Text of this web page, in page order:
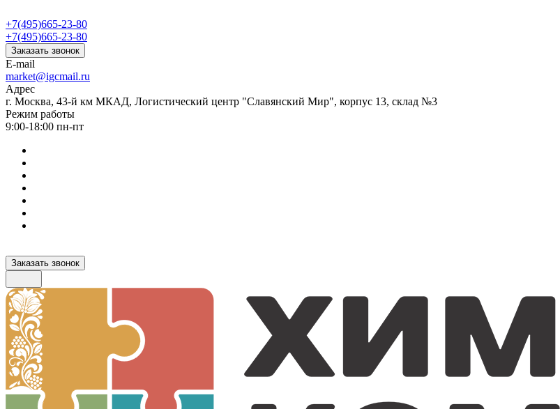
+7(495)665-23-80
+7(495)665-23-80
Заказать звонок
E-mail
market@igcmail.ru
Адрес
г. Москва, 43-й км МКАД, Логистический центр "Славянский Мир", корпус 13, склад №3
Режим работы
9:00-18:00 пн-пт
Заказать звонок